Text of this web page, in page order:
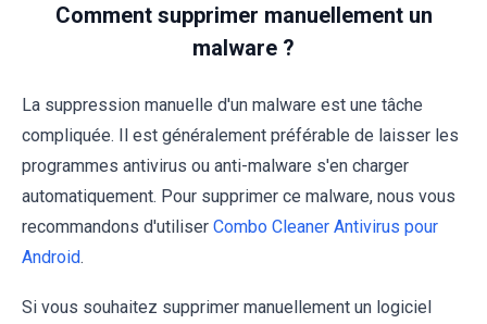
Comment supprimer manuellement un
malware ?
La suppression manuelle d'un malware est une tâche
compliquée. Il est généralement préférable de laisser les
programmes antivirus ou anti-malware s'en charger
automatiquement. Pour supprimer ce malware, nous vous
recommandons d'utiliser Combo Cleaner Antivirus pour
Android.
Si vous souhaitez supprimer manuellement un logiciel